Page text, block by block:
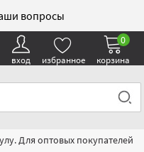
вопросы
вход избранное корзина
0
Для оптовых покупателей